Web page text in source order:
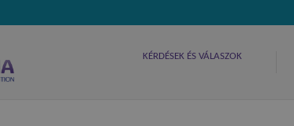
KÉRDÉSEK ÉS VÁLASZOK